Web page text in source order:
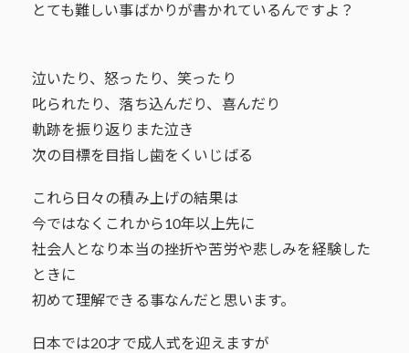
とても難しい事ばかりが書かれているんですよ？
泣いたり、怒ったり、笑ったり
叱られたり、落ち込んだり、喜んだり
軌跡を振り返りまた泣き
次の目標を目指し歯をくいじばる
これら日々の積み上げの結果は
今ではなくこれから10年以上先に
社会人となり本当の挫折や苦労や悲しみを経験した
ときに
初めて理解できる事なんだと思います。
日本では20才で成人式を迎えますが